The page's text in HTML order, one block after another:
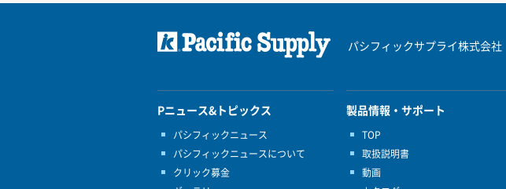
パシフィックサプライ株式会社
Pニュース&トピックス
パシフィックニュース
パシフィックニュースについて
クリック募金
製品情報・サポート
TOP
取扱説明書
動画